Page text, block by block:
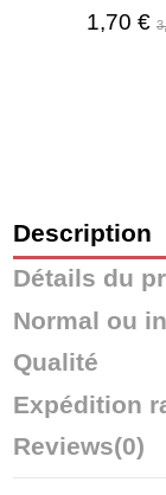
1,70 €
Description
Détails du
Normal ou
Qualité
Expédition
Reviews(0)